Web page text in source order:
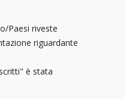
Paesi riveste
riguardante
è stata